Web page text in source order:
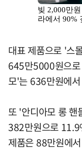
대표 제품으로 '스
645만5000원으
모'는 636만원에
또 '안디아모 롱
382만원으로
제품은 88만원에